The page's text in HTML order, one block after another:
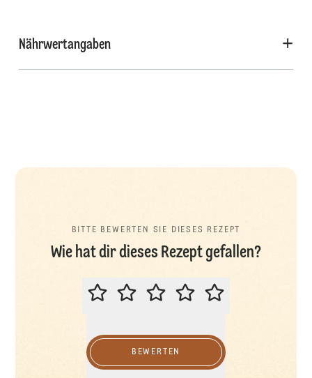
Nährwertangaben
BITTE BEWERTEN SIE DIESES REZEPT
Wie hat dir dieses Rezept gefallen?
BITTE BEWERTEN SIE DIESES
BEWERTEN